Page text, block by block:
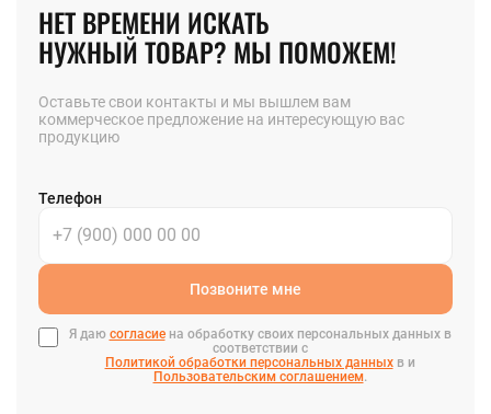
НЕТ ВРЕМЕНИ ИСКАТЬ
НУЖНЫЙ ТОВАР? МЫ ПОМОЖЕМ!
Оставьте свои контакты и мы вышлем вам
коммерческое предложение на интересующую вас
продукцию
Телефон
Позвоните мне
Я даю согласиена обработку своих персональных данных в
соответствии с
Политикой обработки персональных данныхв и
Пользовательским соглашением.